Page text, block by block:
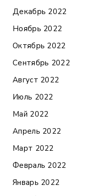
Декабрь 2022
Ноябрь 2022
Октябрь 2022
Сентябрь 2022
Август 2022
Июль 2022
Май 2022
Апрель 2022
Март 2022
Февраль 2022
Январь 2022